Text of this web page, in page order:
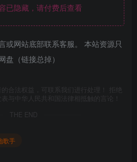
已隐藏，请付费后查看
或网站底部联系客服。 本站资源只
盘（链接总掉）
合法权益，可联系我们进行处理！ 拒绝
与中华人民共和国法律相抵触的言论！
THE END
歌手